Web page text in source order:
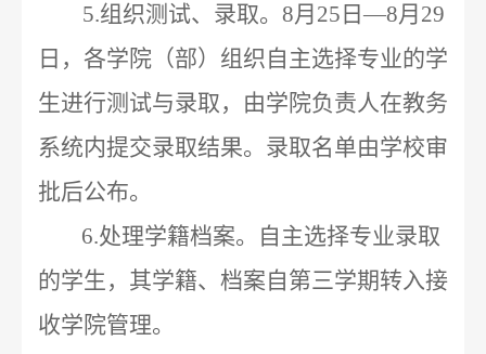
5.组织测试、录取。 8月 25 日—8月 29
日，各学院（部）组织自主选择专业的学
生进行测试与录取， 由学院负责人在教务
系统内提交录取结果。录取名单由学校审
批后公布。
6.处理学籍档案。自主选择专业录取
的学生，其学籍、档案自第三学期转入接
收学院管理。